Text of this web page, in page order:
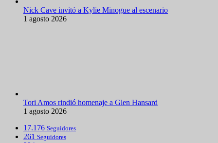
Nick Cave invitó a Kylie Minogue al escenario
1 agosto 2026
Tori Amos rindió homenaje a Glen Hansard
1 agosto 2026
17.176 Seguidores
261 Seguidores